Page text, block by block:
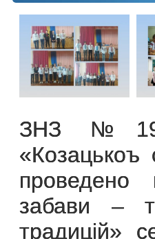
ЗНЗ №19
проведено
забави –
традицій»